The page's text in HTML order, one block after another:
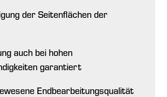
der Seitenflächen der
auch bei hohen
garantiert
Endbearbeitungsqualität